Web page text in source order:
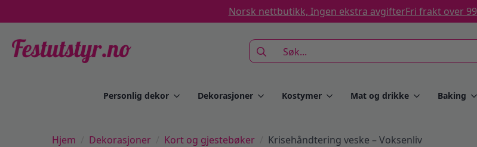
Norsk nettbutikk, Ingen ekstra avgifterFri frakt over
Search
for:
Personlig dekor Dekorasjoner Kostymer Mat og drikke Baking
Hjem Dekorasjoner Kort og gjestebøker Krisehåndtering veske – Voksenliv